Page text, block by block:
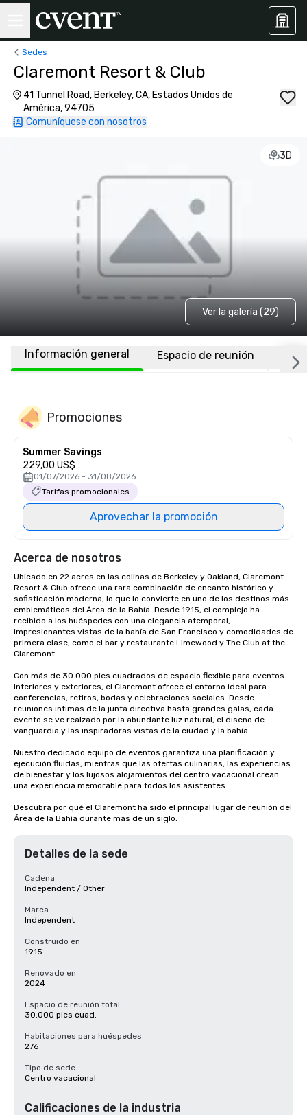
Sedes
Claremont Resort & Club
41 Tunnel Road, Berkeley, CA, Estados Unidos de
América, 94705
Comuníquese con nosotros
3D
Ver la galería (29)
Información general Espacio de reunión
Promociones
Summer Savings
229,00 US$
01/07/2026 - 31/08/2026
Tarifas promocionales
Aprovechar la promoción
Acerca de nosotros
Ubicado en 22 acres en las colinas de Berkeley y Oakland, Claremont
Resort & Club ofrece una rara combinación de encanto histórico y
sofisticación moderna, lo que lo convierte en uno de los destinos más
emblemáticos del Área de la Bahía. Desde 1915, el complejo ha
recibido a los huéspedes con una elegancia atemporal,
impresionantes vistas de la bahía de San Francisco y comodidades de
primera clase, como el bar y restaurante Limewood y The Club at the
Claremont.
Con más de 30 000 pies cuadrados de espacio flexible para eventos
interiores y exteriores, el Claremont ofrece el entorno ideal para
conferencias, retiros, bodas y celebraciones sociales. Desde
reuniones íntimas de la junta directiva hasta grandes galas, cada
evento se ve realzado por la abundante luz natural, el diseño de
vanguardia y las inspiradoras vistas de la ciudad y la bahía.
Nuestro dedicado equipo de eventos garantiza una planificación y
ejecución fluidas, mientras que las ofertas culinarias, las experiencias
de bienestar y los lujosos alojamientos del centro vacacional crean
una experiencia memorable para todos los asistentes.
Descubra por qué el Claremont ha sido el principal lugar de reunión del
Área de la Bahía durante más de un siglo.
Detalles de la sede
Cadena
Independent / Other
Marca
Independent
Construido en
1915
Renovado en
2024
Espacio de reunión total
30.000 pies cuad.
Habitaciones para huéspedes
276
Tipo de sede
Centro vacacional
Calificaciones de la industria